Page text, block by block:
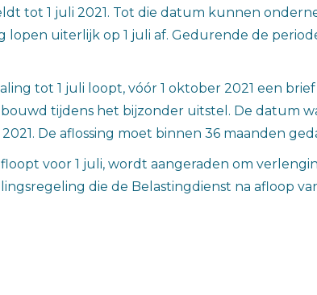
tot 1 juli 2021. Tot die datum kunnen
uiterlijk op 1 juli af. Gedurende de
tot 1 juli loopt, vóór 1 oktober 2021 een
tijdens het bijzonder uitstel. De datum
De aflossing moet binnen 36 maanden
voor 1 juli, wordt aangeraden om
die de Belastingdienst na afloop